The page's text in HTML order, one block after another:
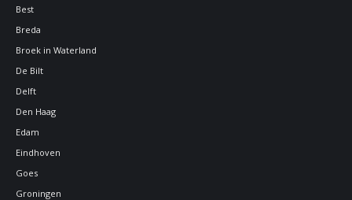
Best
Breda
Broek in Waterland
De Bilt
Delft
Den Haag
Edam
Eindhoven
Goes
Groningen